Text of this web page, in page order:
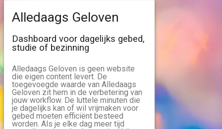
Alledaags Geloven
Dashboard voor dagelijks gebed,
studie of bezinning
Alledaags Geloven is geen website
die eigen content levert. De
toegevoegde waarde van Alledaags
Geloven zit hem in de verbetering van
jouw workflow. De luttele minuten die
je dagelijks kan of wil vrijmaken voor
gebed moeten efficiënt besteed
worden. Als je elke dag meer tijd